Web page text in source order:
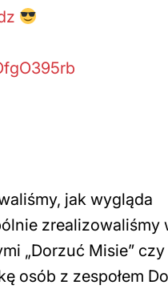
jak wygląda
zrealizowaliśmy
„Dorzuć Misie” czy
osób z zespołem